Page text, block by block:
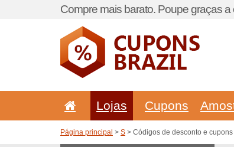
Compre mais barato. Poupe graças
Lojas Cupons
Página principal > S > Códigos de desconto e